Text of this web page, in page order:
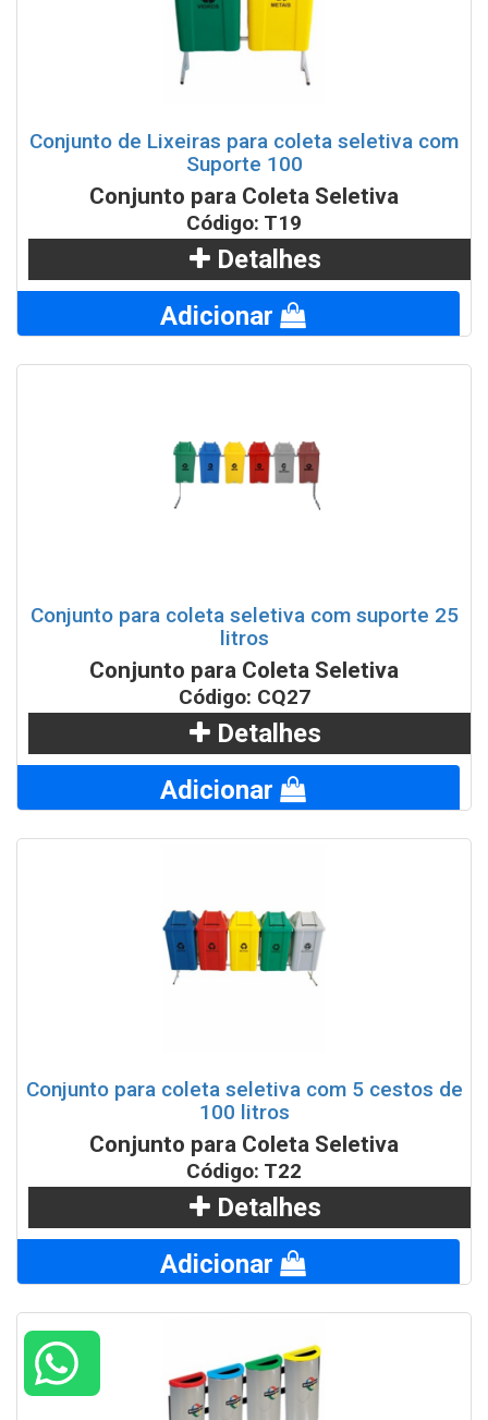
Conjunto de Lixeiras para coleta seletiva com
Suporte 100
Conjunto para Coleta Seletiva
Código: T19
Detalhes
Adicionar
Conjunto para coleta seletiva com suporte 25
litros
Conjunto para Coleta Seletiva
Código: CQ27
Detalhes
Adicionar
Conjunto para coleta seletiva com 5 cestos de
100 litros
Conjunto para Coleta Seletiva
Código: T22
Detalhes
Adicionar